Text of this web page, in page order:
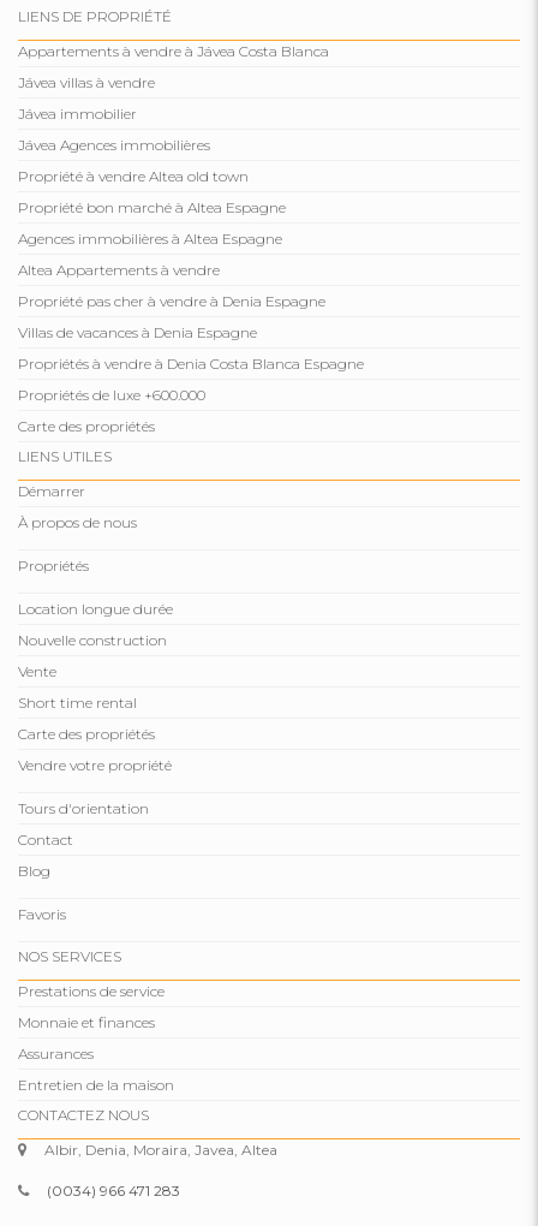
LIENS DE PROPRIÉTÉ
Appartements à vendre à Jávea Costa Blanca
Jávea villas à vendre
Jávea immobilier
Jávea Agences immobilières
Propriété à vendre Altea old town
Propriété bon marché à Altea Espagne
Agences immobilières à Altea Espagne
Altea Appartements à vendre
Propriété pas cher à vendre à Denia Espagne
Villas de vacances à Denia Espagne
Propriétés à vendre à Denia Costa Blanca Espagne
Propriétés de luxe +600.000
Carte des propriétés
LIENS UTILES
Démarrer
À propos de nous
Propriétés
Location longue durée
Nouvelle construction
Vente
Short time rental
Carte des propriétés
Vendre votre propriété
Tours d'orientation
Contact
Blog
Favoris
NOS SERVICES
Prestations de service
Monnaie et finances
Assurances
Entretien de la maison
CONTACTEZ NOUS
Albir, Denia, Moraira, Javea, Altea
(0034) 966 471 283